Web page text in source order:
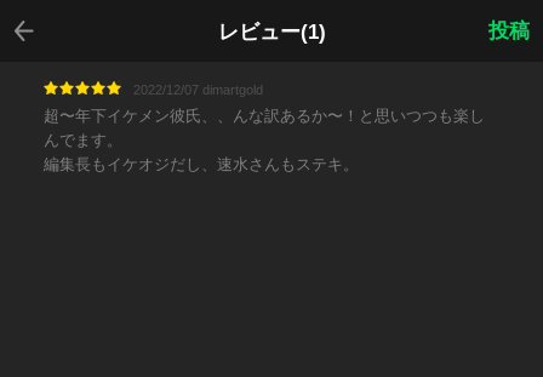
レビュー(1)
戻る
投稿
2022/12/07 dimartgold
超〜年下イケメン彼氏、、んな訳あるか〜！と思いつつも楽し
んでます。
編集長もイケオジだし、速水さんもステキ。